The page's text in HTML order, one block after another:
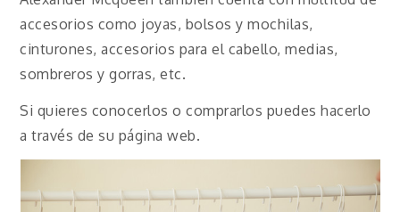
accesorios como joyas, bolsos y mochilas,
cinturones, accesorios para el cabello, medias,
sombreros y gorras, etc.
Si quieres conocerlos o comprarlos puedes hacerlo
a través de su página web.